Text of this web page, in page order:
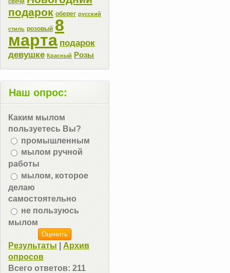
подарок оберег русский
стиль розовый 8
марта подарок
девушке Красный Розы
Наш опрос:
Каким мылом
пользуетесь Вы?
промышленным
мылом ручной
работы
мылом, которое
делаю
самостоятельно
не пользуюсь
мылом
Результаты
Архив
опросов
Всего ответов: 211